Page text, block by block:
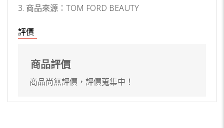
3. 商品來源：TOM FORD BEAUTY
評價
商品評價
商品尚無評價，評價蒐集中！